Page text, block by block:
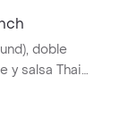
doble
y salsa Thai